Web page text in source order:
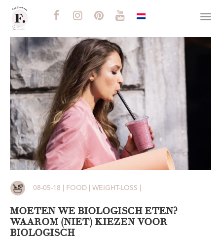
08-05-18 | FOOD | WEIGHT-LOSS |
MOETEN WE BIOLOGISCH ETEN?
WAAROM (NIET) KIEZEN VOOR
BIOLOGISCH